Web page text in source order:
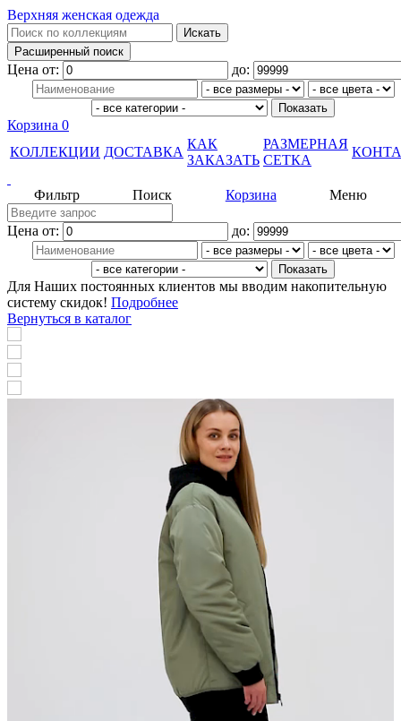
Верхняя женская одежда
Цена от: до:
Корзина 0
КОЛЛЕКЦИИ ДОСТАВКА
КАК
ЗАКАЗАТЬ
РАЗМЕРНАЯ
СЕТКА
Меню
Корзина
Поиск
Фильтр
Цена от: до:
Для Наших постоянных клиентов мы вводим накопительную
систему скидок! Подробнее
Вернуться в каталог